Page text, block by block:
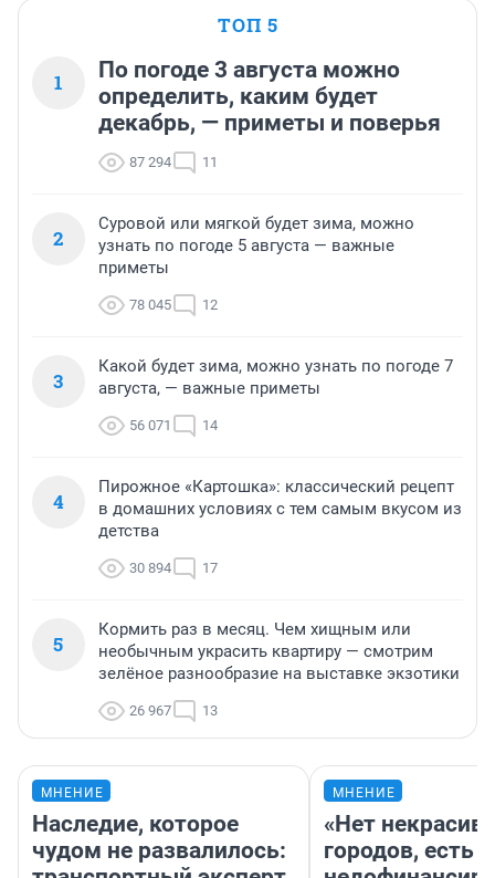
ТОП 5
1
По погоде 3 августа можно
определить, каким будет
декабрь, — приметы и поверья
87 294 11
2
Суровой или мягкой будет зима, можно
узнать по погоде 5 августа — важные
приметы
78 045 12
3
Какой будет зима, можно узнать по погоде 7
августа, — важные приметы
56 071 14
4
Пирожное «Картошка»: классический рецепт
в домашних условиях с тем самым вкусом из
детства
30 894 17
5
Кормить раз в месяц. Чем хищным или
необычным украсить квартиру — смотрим
зелёное разнообразие на выставке экзотики
26 967 13
МНЕНИЕ
Наследие, которое
чудом не развалилось:
МНЕНИЕ
«Нет
городов, есть